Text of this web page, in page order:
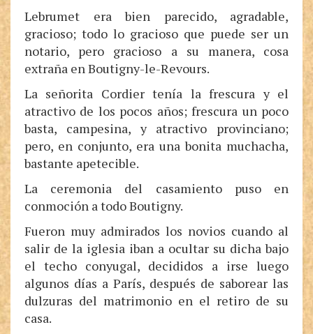
Lebrumet era bien parecido, agradable,
gracioso; todo lo gracioso que puede ser un
notario, pero gracioso a su manera, cosa
extraña en Boutigny-le-Revours.
La señorita Cordier tenía la frescura y el
atractivo de los pocos años; frescura un poco
basta, campesina, y atractivo provinciano;
pero, en conjunto, era una bonita muchacha,
bastante apetecible.
La ceremonia del casamiento puso en
conmoción a todo Boutigny.
Fueron muy admirados los novios cuando al
salir de la iglesia iban a ocultar su dicha bajo
el techo conyugal, decididos a irse luego
algunos días a París, después de saborear las
dulzuras del matrimonio en el retiro de su
casa.